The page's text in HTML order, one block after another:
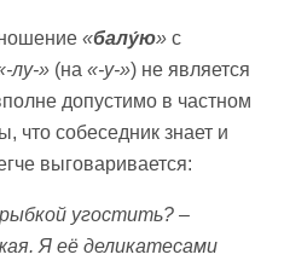
«балу́ю» с
лу-» (на «-у-») не является
допустимо в частном
что собеседник знает и
выговаривается:
угостить? –
Я её деликатесами